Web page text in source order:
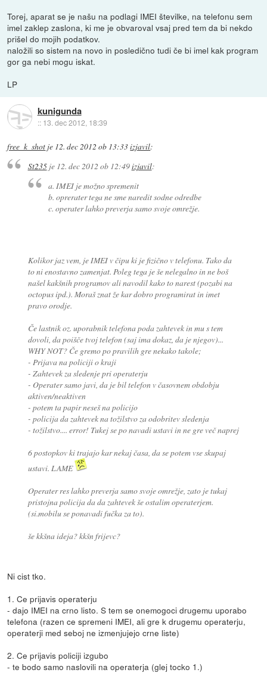
Torej, aparat se je našu na podlagi IMEI številke, na telefonu sem
imel zaklep zaslona, ki me je obvaroval vsaj pred tem da bi nekdo
prišel do mojih podatkov.
naložili so sistem na novo in posledično tudi če bi imel kak program
gor ga nebi mogu iskat.
LP
kunigunda
:: 13. dec 2012, 18:39
free_k_shot je 12. dec 2012 ob 13:33izjavil:
St235je 12. dec 2012 ob 12:49izjavil:
a. IMEI je možno spremenit
b. oprerater tega ne sme naredit sodne odredbe
c. operater lahko preverja samo svoje omrežje.
Kolikor jaz vem, je IMEI v čipu ki je fizično v telefonu. Tako da
to ni enostavno zamenjat. Poleg tega je še nelegalno in ne boš
našel kakšnih programov ali navodil kako to narest (pozabi na
octopus ipd.). Moraš znat že kar dobro programirat in imet
pravo orodje.
Če lastnik oz. uporabnik telefona poda zahtevek in mu s tem
dovoli, da poišče tvoj telefon (saj ima dokaz, da je njegov)...
WHY NOT? Če gremo po pravilih gre nekako takole;
- Prijava na policiji o kraji
- Zahtevek za sledenje pri operaterju
- Operater samo javi, da je bil telefon v časovnem obdobju
aktiven/neaktiven
- potem ta papir neseš na policijo
- policija da zahtevek na tožilstvo za odobritev sledenja
- tožilstvo.... error! Tukej se po navadi ustavi in ne gre več naprej
6 postopkov ki trajajo kar nekaj časa, da se potem vse skupaj
ustavi. LAME
Operater res lahko preverja samo svoje omrežje, zato je tukaj
pristojna policija da da zahtevek še ostalim operaterjem.
(si.mobilu se ponavadi fučka za to).
še kkšna ideja? kkšn frijevc?
Ni cist tko.
1. Ce prijavis operaterju
- dajo IMEI na crno listo. S tem se onemogoci drugemu uporabo
telefona (razen ce spremeni IMEI, ali gre k drugemu operaterju,
operaterji med seboj ne izmenjujejo crne liste)
2. Ce prijavis policiji izgubo
- te bodo samo naslovili na operaterja (glej tocko 1.)